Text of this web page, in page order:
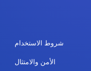
شروط الاستخدام
الأمن والامتثال